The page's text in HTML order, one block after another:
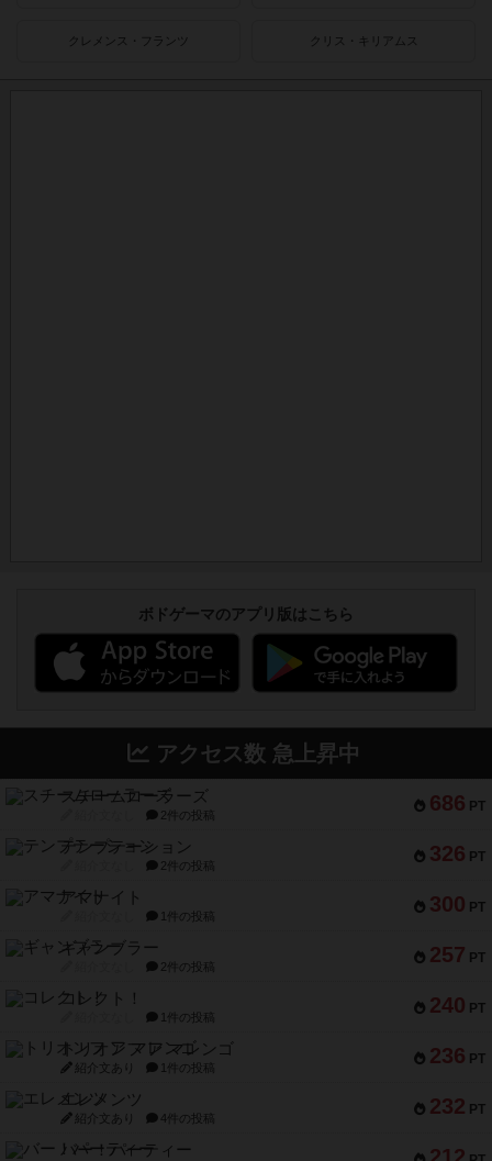
クレメンス・フランツ クリス・キリアムス
ボドゲーマのアプリ版はこちら
アクセス数 急上昇中
686 PT
スチームローラーズ
2件の投稿
326 PT
テンプテーション
2件の投稿
300 PT
アマナイト
1件の投稿
257 PT
ギャンブラー
2件の投稿
240 PT
コレクト！
1件の投稿
236 PT
トリオンフ ア マレンゴ
紹介文あり 1件の投稿
232 PT
エレメンツ
紹介文あり 4件の投稿
バー！パーティー